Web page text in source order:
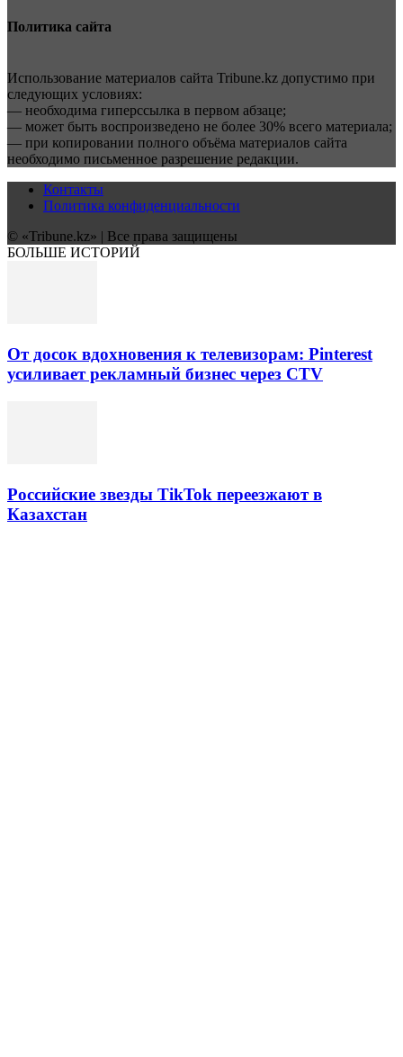
Политика сайта
Использование материалов сайта Tribune.kz допустимо при
следующих условиях:
— необходима гиперссылка в первом абзаце;
— может быть воспроизведено не более 30% всего материала;
— при копировании полного объёма материалов сайта
необходимо письменное разрешение редакции.
Контакты
Политика конфиденциальности
© «Tribune.kz» | Все права защищены
БОЛЬШЕ ИСТОРИЙ
От досок вдохновения к телевизорам: Pinterest
усиливает рекламный бизнес через CTV
Российские звезды TikTok переезжают в
Казахстан